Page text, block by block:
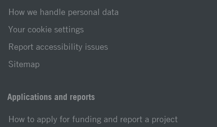
How we handle personal data
Your cookie settings
Report accessibility issues
Sitemap
Applications and reports
How to apply for funding and report a project